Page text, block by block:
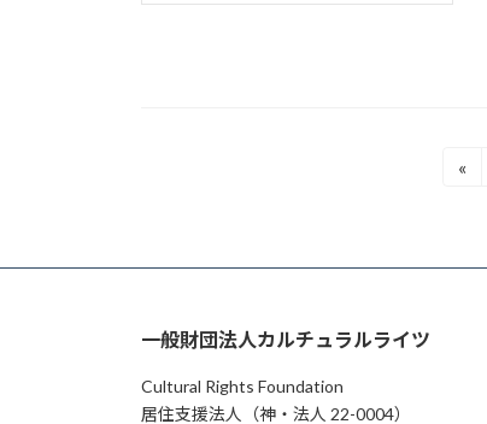
の
ー
ジ
«
一般財団法人カルチュラルライツ
Cultural Rights Foundation
居住支援法人（神・法人 22-0004）